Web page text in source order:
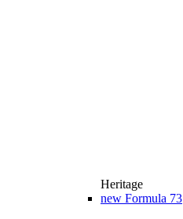
Heritage
new Formula 73